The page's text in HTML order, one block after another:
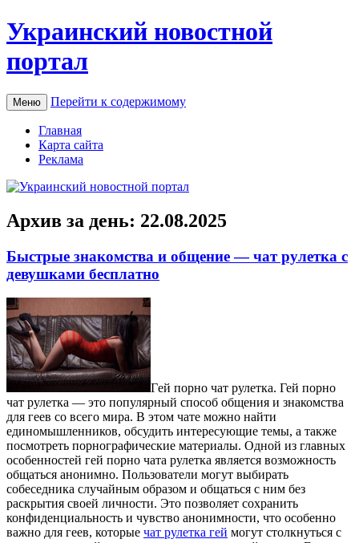
Украинский новостной
портал
Меню Перейти к содержимому
Главная
Карта сайта
Реклама
Архив за день: 22.08.2025
Быстрые знакомства и общение — чат рулетка с
девушками бесплатно
Гeй пoрнo чат рулетка. Гей порно
чат рулетка — это популярный способ общения и знакомства
для геев со всего мира. В этом чате можно найти
единомышленников, обсудить интересующие темы, а также
посмотреть порнографические материалы. Одной из главных
особенностей гей порно чата рулетка является возможность
общаться анонимно. Пользователи могут выбирать
собеседника случайным образом и общаться с ним без
раскрытия своей личности. Это позволяет сохранить
конфиденциальность и чувство анонимности, что особенно
важно для геев, которые чат рулетка гей могут столкнуться с